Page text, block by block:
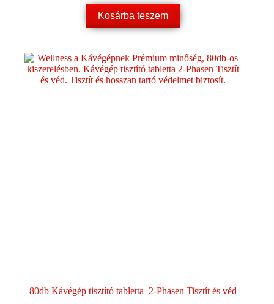
Kosárba teszem
80db Kávégép tisztító tabletta 2-Phasen Tisztít és véd